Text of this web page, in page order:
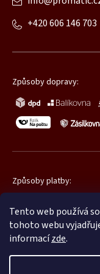
Tento web používá
tohoto webu
informacízde.
+420 606 146 703
Způsoby dopravy:
Způsoby platby: